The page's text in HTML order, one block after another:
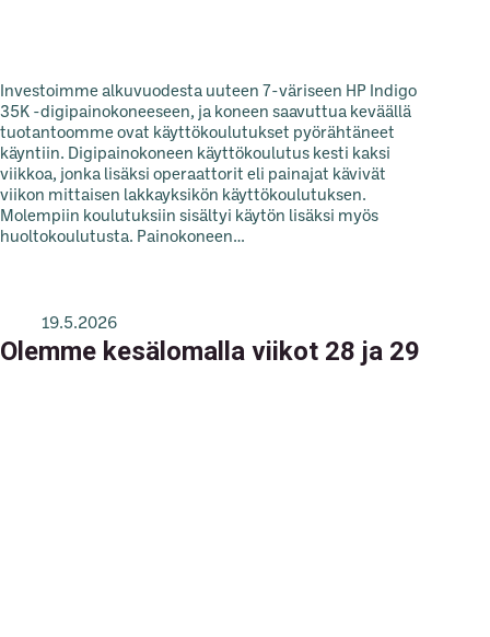
Investoimme alkuvuodesta uuteen 7-väriseen HP Indigo
35K -digipainokoneeseen, ja koneen saavuttua keväällä
tuotantoomme ovat käyttökoulutukset pyörähtäneet
käyntiin. Digipainokoneen käyttökoulutus kesti kaksi
viikkoa, jonka lisäksi operaattorit eli painajat kävivät
viikon mittaisen lakkayksikön käyttökoulutuksen.
Molempiin koulutuksiin sisältyi käytön lisäksi myös
huoltokoulutusta. Painokoneen…
19.5.2026
Olemme kesälomalla viikot 28 ja 29